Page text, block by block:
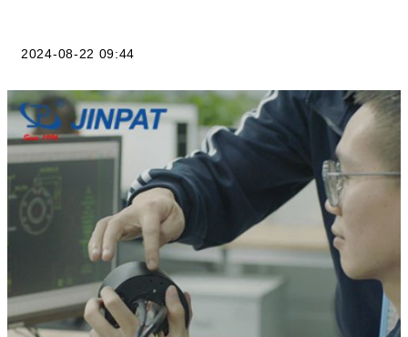
2024-08-22 09:44